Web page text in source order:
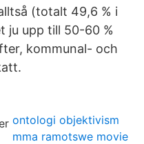
(totalt 49,6 % i
ju upp till 50-60 %
kommunal- och
ontologi objektivism
mma ramotswe movie